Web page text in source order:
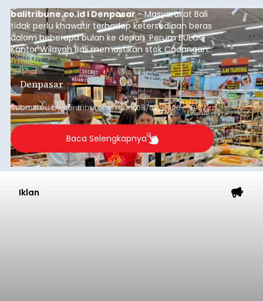
balitribune.co.id I Denpasar- Masyarakat Bali
tidak perlu khawatir terhadap ketersediaan beras
dalam beberapa bulan ke depan. Perum BULOG
Kantor Wilayah Bali memastikan stok Cadangan
Beras Pemerintah (CBP) masih dalam kondisi
aman, bahkan diproyeksikan mampu memenuhi
kebutuhan masyarakat hingga sekitar 10 bulan.
Denpasar
Submitted bycontributoronSun, 08/09/2026 - 18:27
Baca Selengkapnya
Iklan